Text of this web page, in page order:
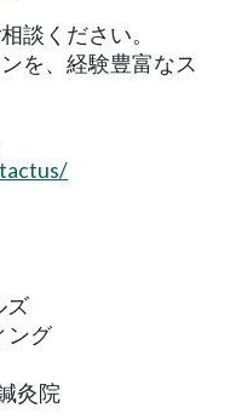
談ください。
を、経験豊富なス
ズ
ング
灸院